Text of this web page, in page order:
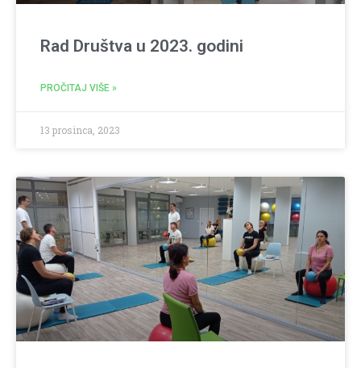
Rad Društva u 2023. godini
PROČITAJ VIŠE »
13 prosinca, 2023